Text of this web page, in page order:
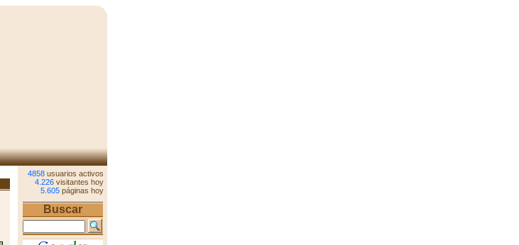
4858 usuarios activos
4.226 visitantes hoy
5.605 páginas hoy
Buscar